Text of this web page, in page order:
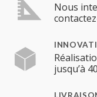
Nous
jusqu’à